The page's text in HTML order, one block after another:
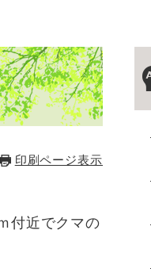
印刷ページ表示
付近でクマの